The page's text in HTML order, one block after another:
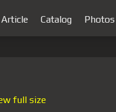
Article Catalog Photos
full size